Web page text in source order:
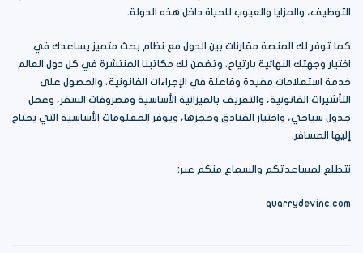
التوظيف، والمزايا والعيوب للحياة داخل هذه الدولة.
كما توفر لك المنصة مقارنات بين الدول مع نظام بحث متميز يساعدك في
اختيار وجهتك النهائية بارتياح، وتضمن لك مكاتبنا المنتشرة في كل دول العالم
خدمة استعلامات مفيدة وفاعلة في الإجراءات القانونية، والحصول على
التأشيرات القانونية، والتعريف بالميزانية الأساسية ومصروفات السفر، وعمل
جدول سياحي، واختيار الفنادق وحجزها، ويوفر المعلومات الأساسية التي يحتاج
إليها المسافر.
نتطلع لمساعدتكم والسماع منكم عبر:
quarrydevinc.com